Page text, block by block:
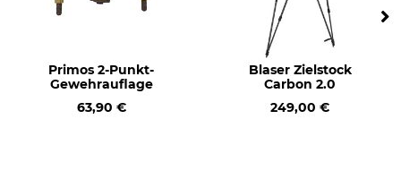
Primos 2-Punkt-
Gewehrauflage
63,90 €
Blaser Zielstock
Carbon 2.0
249,00 €